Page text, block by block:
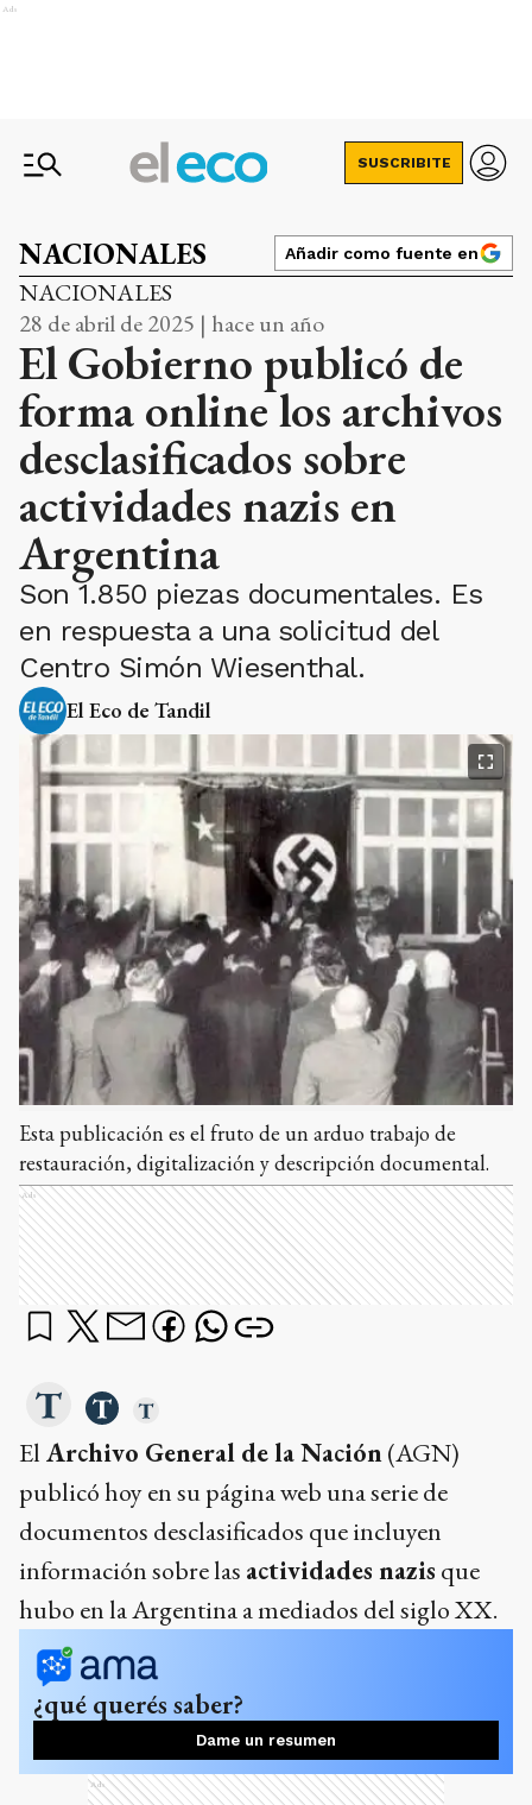
Ads
SUSCRIBITE
NACIONALES Añadir como fuente en
NACIONALES
28 de abril de 2025 | hace un año
El Gobierno publicó de
forma online los archivos
desclasificados sobre
actividades nazis en
Argentina
Son 1.850 piezas documentales. Es
en respuesta a una solicitud del
Centro Simón Wiesenthal.
El Eco de Tandil
Esta publicación es el fruto de un arduo trabajo de
restauración, digitalización y descripción documental.
Ads
El Archivo General de la Nación(AGN)
publicó hoy en su página web una serie de
documentos desclasificados que incluyen
información sobre las actividades nazis que
hubo en la Argentina a mediados del siglo XX.
¿qué querés saber?
Dame un resumen
Ads